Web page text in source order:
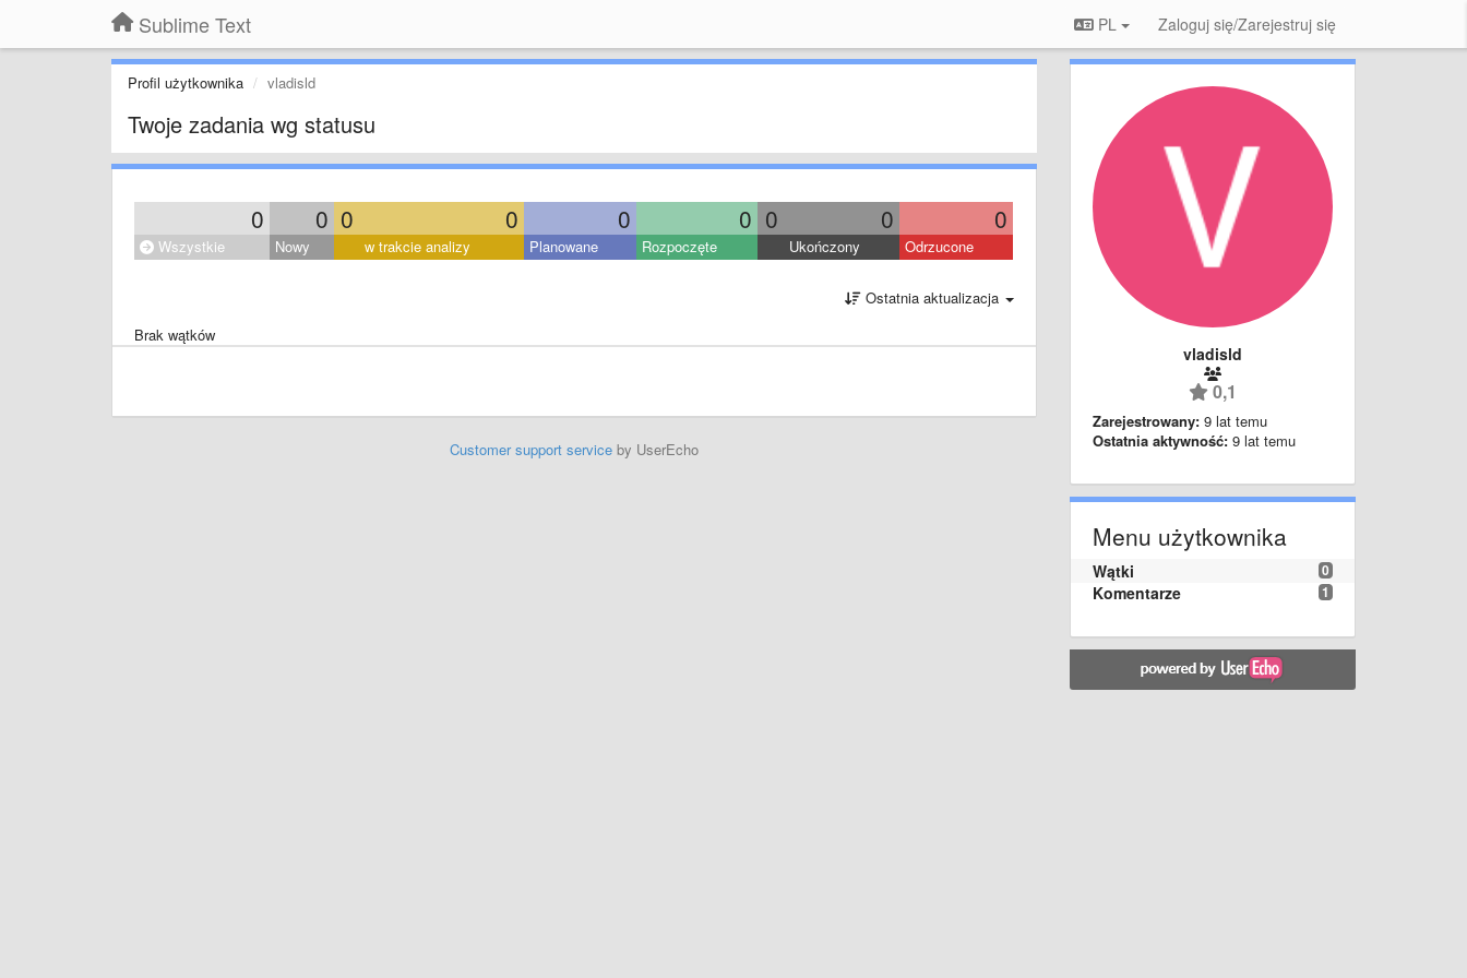
Sublime Text PL Zaloguj się/Zarejestruj się
Profil użytkownika vladisld
Twoje zadania wg statusu
0 0 0 0 0 0 0 0 0
Wszystkie Nowy w trakcie analizy Planowane Rozpoczęte Ukończony Odrzucone
Ostatnia aktualizacja
Brak wątków
Customer support serviceby UserEcho
vladisld
0,1
Zarejestrowany: 9 lat temu
Ostatnia aktywność: 9 lat temu
Menu użytkownika
0
Wątki
1
Komentarze